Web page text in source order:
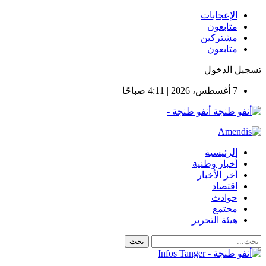
الإعجابات
متابعون
مشتركين
متابعون
تسجيل الدخول
7 أغسطس، 2026 | 4:11 صباحًا
أنفو طنجة -
الرئيسية
أخبار وطنية
أخر الأخبار
اقتصاد
حوادث
مجتمع
هيئة التحرير